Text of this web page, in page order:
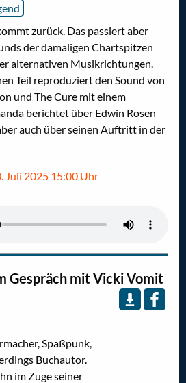
zurück. Das passiert aber
der damaligen Chartspitzen
alternativen Musikrichtungen.
Teil reproduziert den Sound von
und The Cure mit einem
berichtet über Edwin Rosen
auch über seinen Auftritt in der
Juli 2025 15:00 Uhr
Gespräch mit Vicki Vomit
Spaßpunk,
Buchautor.
im Zuge seiner